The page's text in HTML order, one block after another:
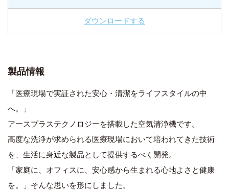
ダウンロードする
製品情報
「医療現場で実証された安心・清潔をライフスタイルの中
へ。」
アースプラステクノロジーを搭載した空気清浄機です。
高度な洗浄が求められる医療現場において培われてきた技術
を、生活に身近な製品として提供するべく開発。
「家庭に、オフィスに、安心感から生まれる心地よさと健康
を。」そんな思いを形にしました。